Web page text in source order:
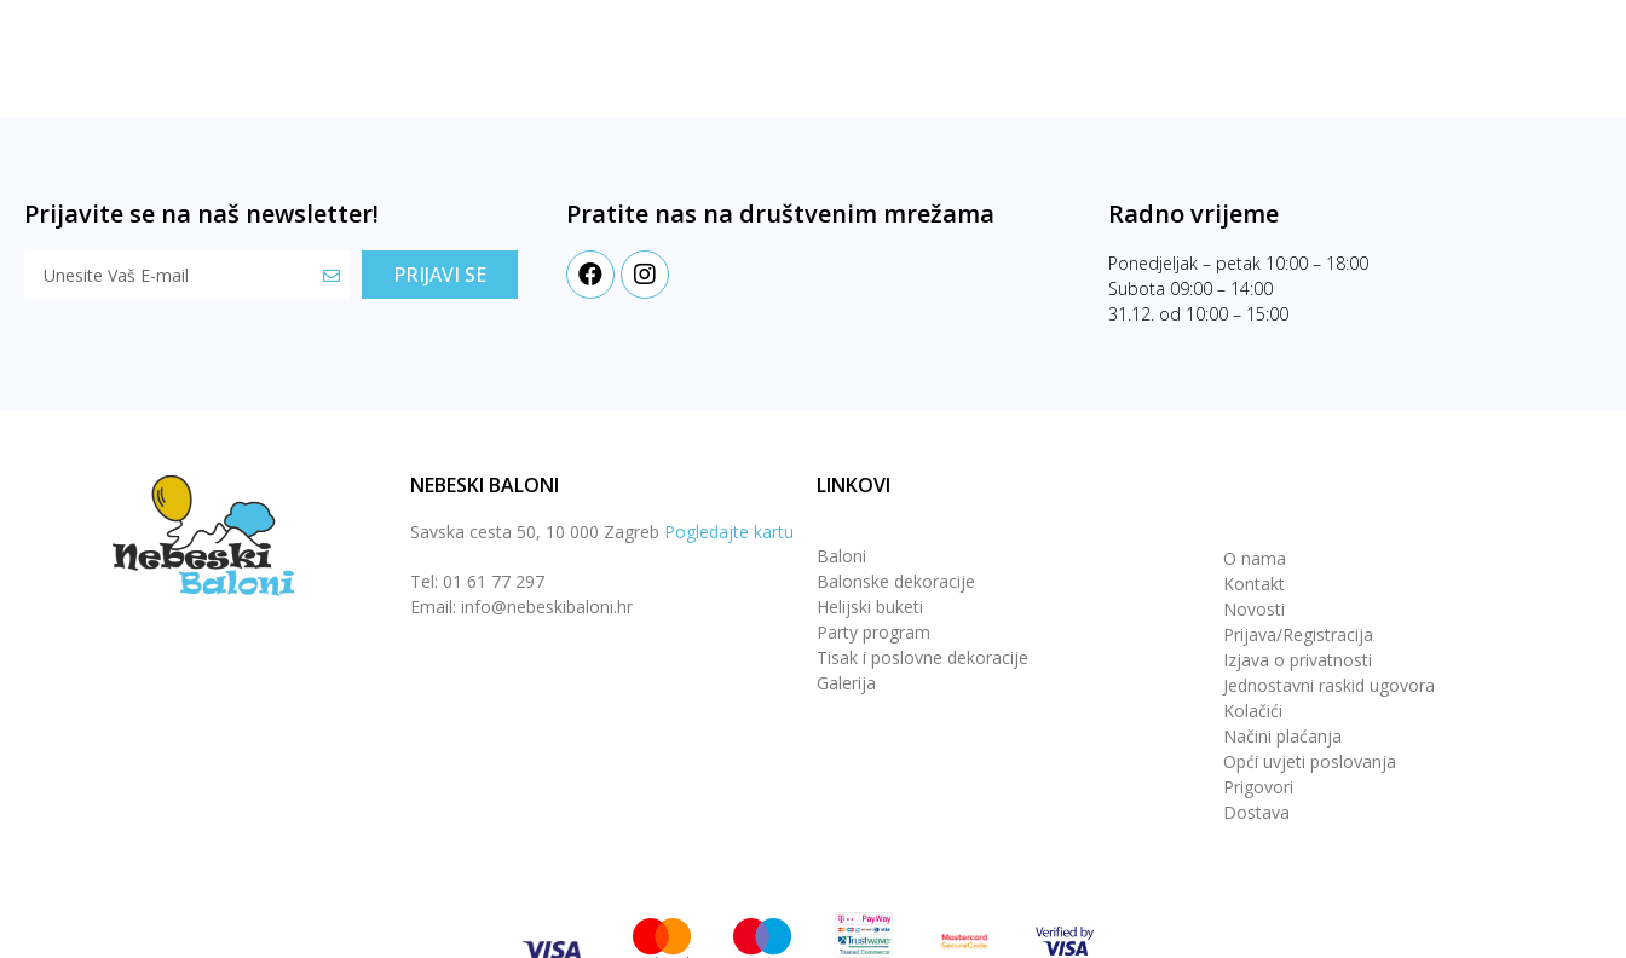
Prijavite se na naš newsletter!
PRIJAVI SE
Pratite nas na društvenim mrežama Radno vrijeme
Ponedjeljak – petak 10:00 – 18:00
Subota 09:00 – 14:00
31.12. od 10:00 – 15:00
NEBESKI BALONI
Savska cesta 50, 10 000 Zagreb Pogledajte kartu
Tel: 01 61 77 297
Email: info@nebeskibaloni.hr
LINKOVI
Baloni
Balonske dekoracije
Helijski buketi
Party program
Tisak i poslovne dekoracije
Galerija
O nama
Kontakt
Novosti
Prijava/Registracija
Izjava o privatnosti
Jednostavni raskid ugovora
Kolačići
Načini plaćanja
Opći uvjeti poslovanja
Prigovori
Dostava